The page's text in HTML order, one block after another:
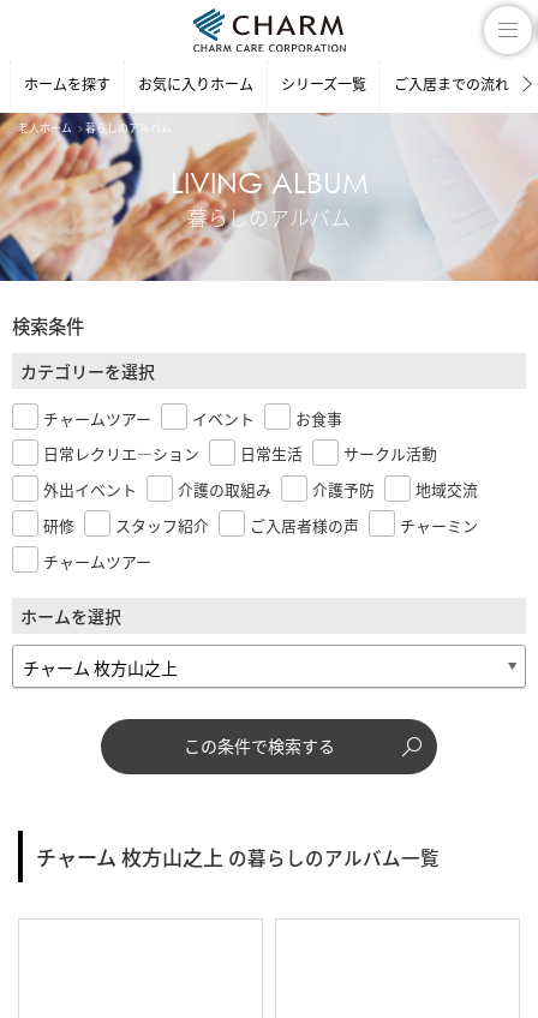
ホームを探す お気に入りホーム シリーズ一覧 ご入居までの流れ
老人ホーム 暮らしのアルバム
LIVING ALBUM
暮らしのアルバム
検索条件
カテゴリーを選択
チャームツアー イベント
お食事
日常レクリエ―ション
日常生活
サークル活動
外出イベント
介護の取組み 介護予防
地域交流
研修
スタッフ紹介 ご入居者様の声
チャーミン
チャームツアー
ホームを選択
この条件で検索する
チャーム 枚方山之上 の暮らしのアルバム一覧